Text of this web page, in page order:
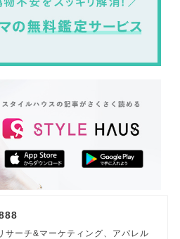
サーチ&マーケティング、アパレル